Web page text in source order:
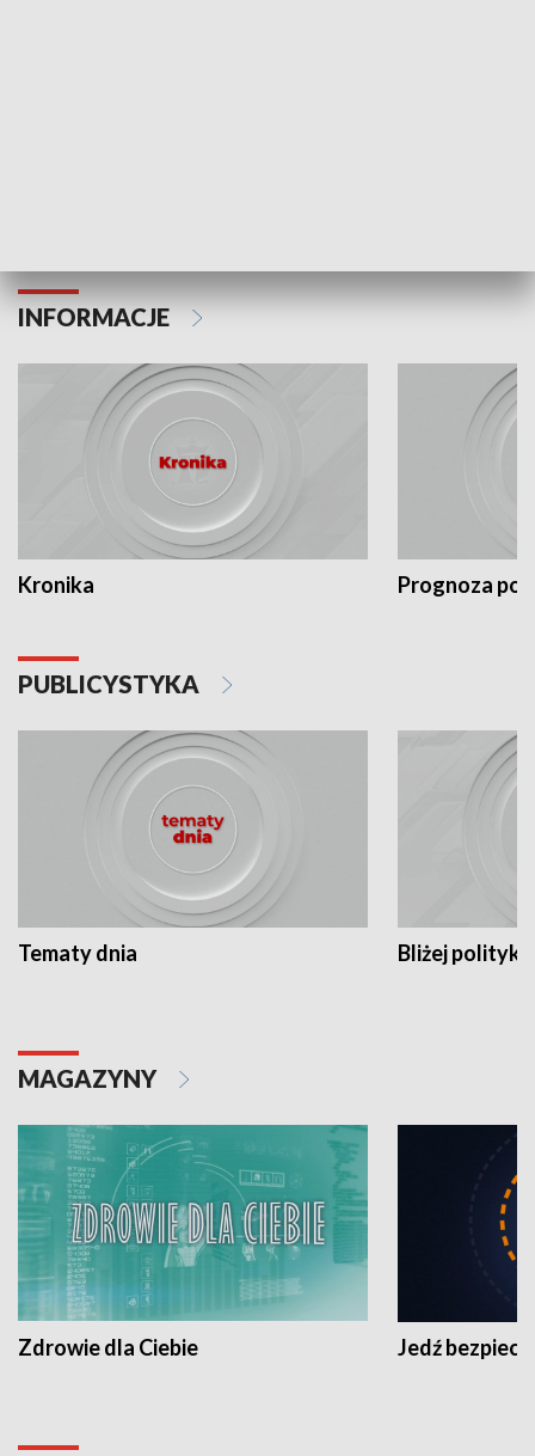
INFORMACJE
Kronika Prognoza
PUBLICYSTYKA
Tematy dnia Bliżej polityki
MAGAZYNY
Zdrowie dla Ciebie Jedź